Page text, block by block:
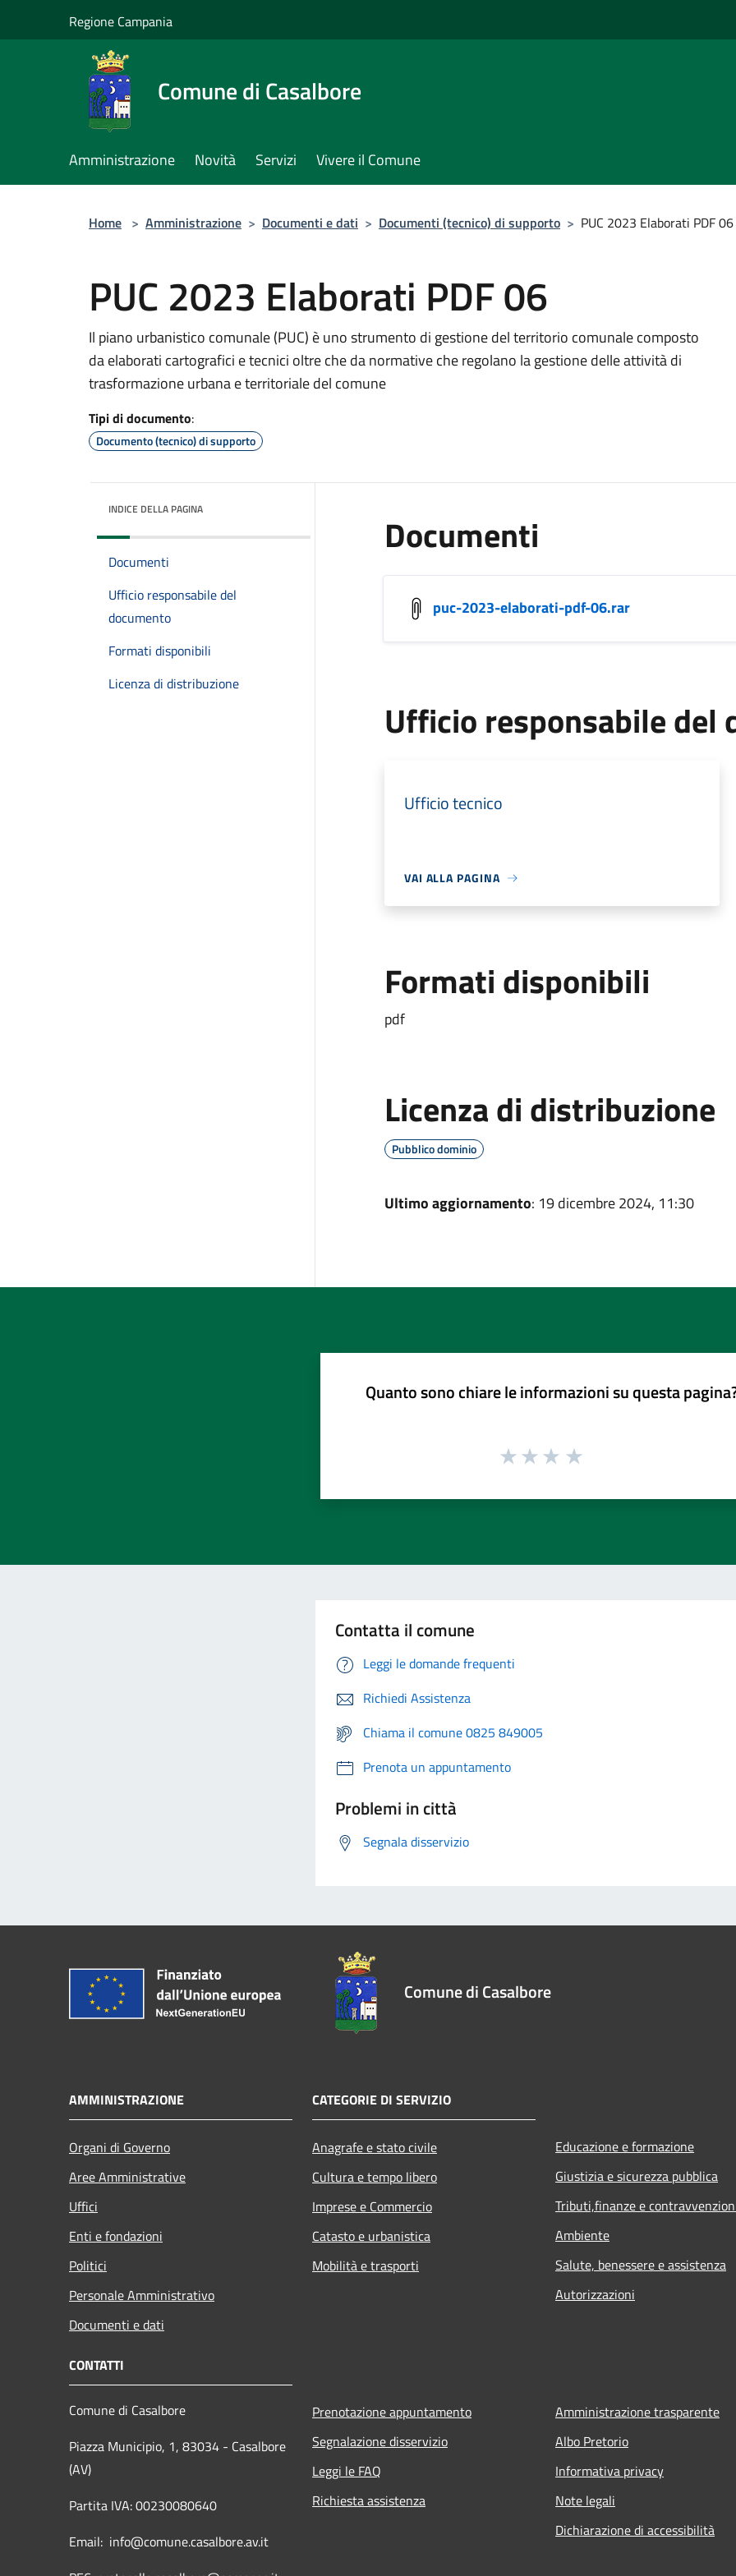
Regione Campania
Comune di Casalbore
Amministrazione Novità Servizi Vivere il Comune
Home > Amministrazione > Documenti e dati > Documenti (tecnico) di supporto > PUC 2023 Elaborati PDF 06
PUC 2023 Elaborati PDF 06
Il piano urbanistico comunale (PUC) è uno strumento di gestione del territorio comunale composto
da elaborati cartografici e tecnici oltre che da normative che regolano la gestione delle attività di
trasformazione urbana e territoriale del comune
Tipi di documento:
Documento (tecnico) di supporto
INDICE DELLA PAGINA
Documenti
Ufficio responsabile del
documento
Formati disponibili
Licenza di distribuzione
Documenti
puc-2023-elaborati-pdf-06.rar
Ufficio responsabile del
Ufficio tecnico
VAI ALLA PAGINA
Formati disponibili
pdf
Licenza di distribuzione
Pubblico dominio
Ultimo aggiornamento: 19 dicembre 2024, 11:30
Quanto sono chiare le informazioni su questa
Contatta il comune
Leggi le domande frequenti
Richiedi Assistenza
Chiama il comune 0825 849005
Prenota un appuntamento
Problemi in città
Segnala disservizio
Comune di Casalbore
AMMINISTRAZIONE
Organi di Governo
Aree Amministrative
Uffici
Enti e fondazioni
Politici
Personale Amministrativo
Documenti e dati
CATEGORIE DI SERVIZIO
Anagrafe e stato civile
Cultura e tempo libero
Imprese e Commercio
Catasto e urbanistica
Mobilità e trasporti
Educazione e formazione
Giustizia e sicurezza pubblica
Tributi,finanze e
Ambiente
Salute, benessere e assistenza
Autorizzazioni
CONTATTI
Comune di Casalbore
Piazza Municipio, 1, 83034 - Casalbore
(AV)
Partita IVA: 00230080640
Email: info@comune.casalbore.av.it
Prenotazione appuntamento
Segnalazione disservizio
Leggi le FAQ
Richiesta assistenza
Amministrazione trasparente
Albo Pretorio
Informativa privacy
Note legali
Dichiarazione di accessibilità